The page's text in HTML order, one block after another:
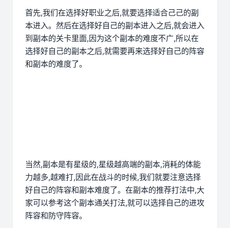
首先,我们在选择好职业之后,就要选择适合己己的副
本进入。然后在选择好自己的副本进入之后,就会进入
到副本的关卡里面,因为这个副本的难度不广,所以在
选择好自己的副本之后,就需要再来选择好自己的阵容
和副本的难度了。
当然,副本是有星级的,星级越高端的副本,消耗的体能
力越多,越难打,因此在战斗的时候,我们就要注意选择
好自己的阵容和副本难度了。在副本的推荐打法中,大
家可以参考这个副本通关打法,就可以选择自己的进攻
阵容和防守阵容。